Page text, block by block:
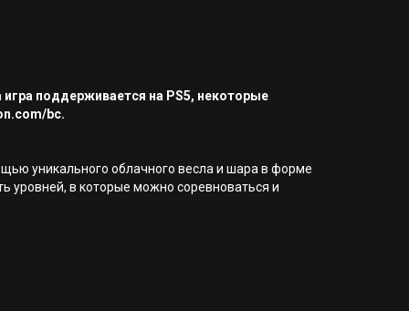
поддерживается на PS5, некоторые
bc.
уникального облачного весла и шара в форме
уровней, в которые можно соревноваться и